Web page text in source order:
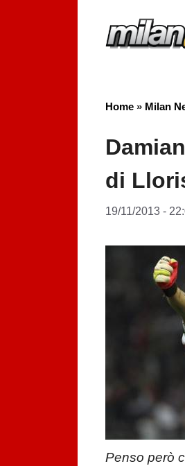
Home » Milan
di
19/11/2013 -
Penso però